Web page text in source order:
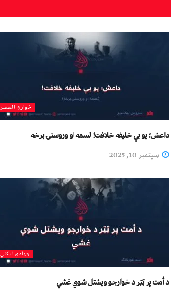
خوارج العصر
داعش؛ یو بې خلیفه خلافت! لسمه او وروستۍ برخه
سپتمبر 10, 2025
جهادي لیکني
د أمت پر ټټر د خوارجو ویشتل شوي غشي